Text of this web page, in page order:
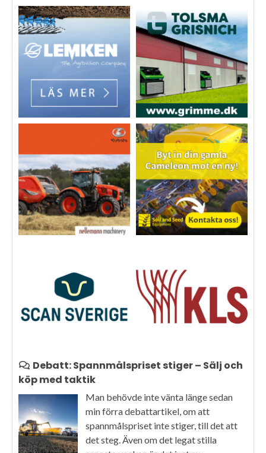
Debatt: Spannmålspriset stiger – Sälj och
köp med taktik
Man behövde inte vänta länge sedan
min förra debattartikel, om att
spannmålspriset inte stiger, till det att
det steg. Även om det legat stilla